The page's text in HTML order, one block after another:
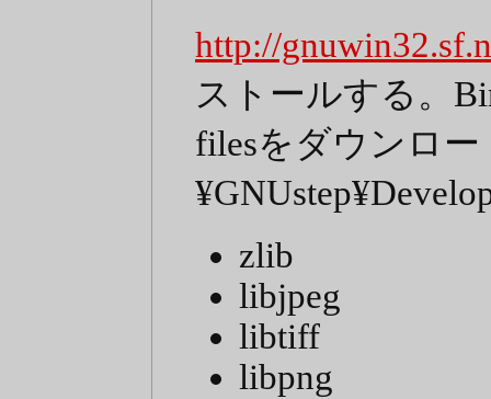
http://
ストールする。
filesをダウンロー
zlib
libjpeg
libtiff
libpng